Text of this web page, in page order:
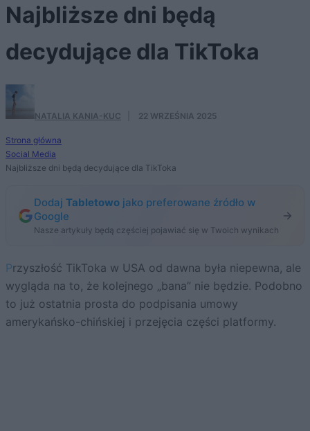
Najbliższe dni będą
decydujące dla TikToka
NATALIA KANIA-KUC 22 WRZEŚNIA 2025
Strona główna
Social Media
Najbliższe dni będą decydujące dla TikToka
Dodaj Tabletowo jako preferowane źródło w
Google
Nasze artykuły będą częściej pojawiać się w Twoich wynikach
Przyszłość TikToka w USA od dawna była niepewna, ale
wygląda na to, że kolejnego „bana” nie będzie. Podobno
to już ostatnia prosta do podpisania umowy
amerykańsko-chińskiej i przejęcia części platformy.